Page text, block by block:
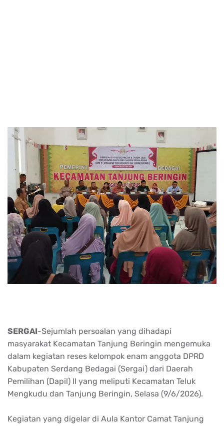
SERGAI-Sejumlah persoalan yang dihadapi
masyarakat Kecamatan Tanjung Beringin mengemuka
dalam kegiatan reses kelompok enam anggota DPRD
Kabupaten Serdang Bedagai (Sergai) dari Daerah
Pemilihan (Dapil) II yang meliputi Kecamatan Teluk
Mengkudu dan Tanjung Beringin, Selasa (9/6/2026).
Kegiatan yang digelar di Aula Kantor Camat Tanjung